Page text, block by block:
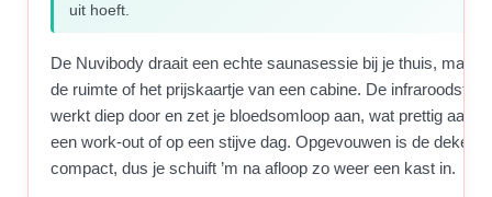
uit hoeft.
De Nuvibody draait een echte saunasessie bij je thuis, maar
de ruimte of het prijskaartje van een cabine. De
werkt diep door en zet je bloedsomloop aan, wat prettig
een work-out of op een stijve dag. Opgevouwen is de deken
compact, dus je schuift ’m na afloop zo weer een kast in.